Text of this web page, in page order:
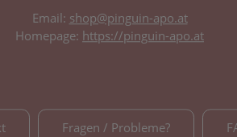
Email: shop@pinguin-apo.at
Homepage: https://pinguin-apo.at
Fragen / Probleme?